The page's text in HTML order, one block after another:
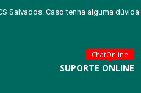
Salvados. Caso tenha alguma
SUPORTE ONLINE
ChatOnline